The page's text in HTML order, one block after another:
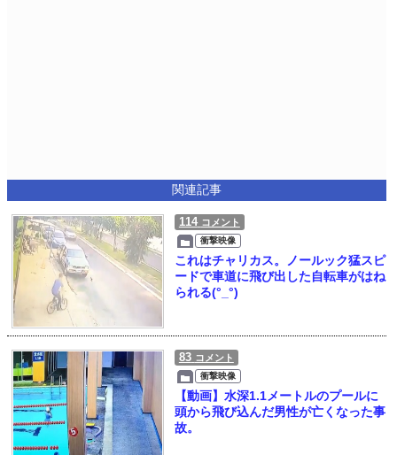
関連記事
114 コメント
衝撃映像
これはチャリカス。ノールック猛スピ
ードで車道に飛び出した自転車がはね
られる(°_°)
83 コメント
衝撃映像
【動画】水深1.1メートルのプールに
頭から飛び込んだ男性が亡くなった事
故。